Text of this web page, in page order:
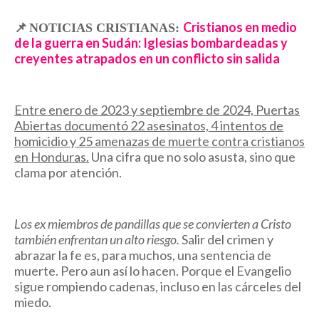
📌 NOTICIAS CRISTIANAS: Cristianos en medio
de la guerra en Sudán: Iglesias bombardeadas y
creyentes atrapados en un conflicto sin salida
Entre enero de 2023 y septiembre de 2024, Puertas
Abiertas documentó 22 asesinatos, 4 intentos de
homicidio y 25 amenazas de muerte contra cristianos
en Honduras. Una cifra que no solo asusta, sino que
clama por atención.
Los ex miembros de pandillas que se convierten a Cristo
también enfrentan un alto riesgo.Salir del crimen y
abrazar la fe es, para muchos, una sentencia de
muerte. Pero aun así lo hacen. Porque el Evangelio
sigue rompiendo cadenas, incluso en las cárceles del
miedo.